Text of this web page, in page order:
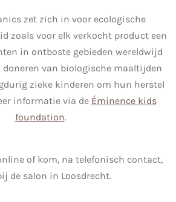
zet zich in voor ecologische
zoals voor elk verkocht product een
in ontboste gebieden wereldwijd
doneren van biologische maaltijden
zieke kinderen om hun herstel
informatie via de Éminence kids
foundation.
of kom, na telefonisch contact,
de salon in Loosdrecht.